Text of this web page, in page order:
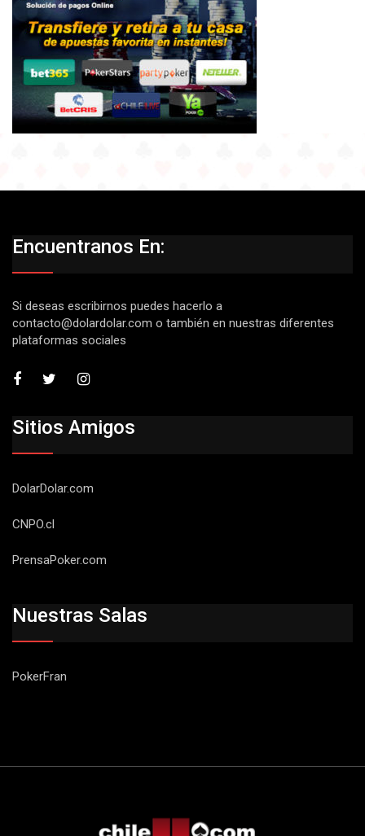
Encuentranos En:
Si deseas escribirnos puedes hacerlo a
contacto@dolardolar.com o también en nuestras diferentes
plataformas sociales
Sitios Amigos
DolarDolar.com
CNPO.cl
PrensaPoker.com
Nuestras Salas
PokerFran